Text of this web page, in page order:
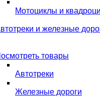
Мотоциклы и
и железные
товары
Автотреки
Железные дороги